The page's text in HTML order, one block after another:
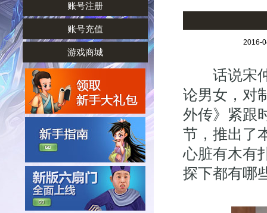
账号注册
账号充值
游戏商城
2016-
话说宋仲
论男女，对
外传》紧跟
节，推出了
心脏有木有
探下都有哪